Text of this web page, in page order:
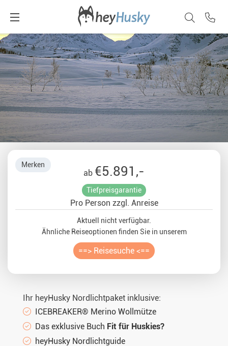
Merken
ab €5.891,-
Tiefpreisgarantie
Pro Person zzgl. Anreise
Aktuell nicht verfügbar.
Ähnliche Reiseoptionen finden Sie in unserem
==> Reisesuche <==
Ihr heyHusky Nordlichtpaket inklusive:
ICEBREAKER® Merino Wollmütze
Das exklusive Buch Fit für Huskies?
heyHusky Nordlichtguide